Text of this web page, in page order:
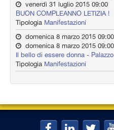
venerdì 31 luglio 2015 09:00
BUON COMPLEANNO LETIZIA !
Tipologia Manifestazioni
domenica 8 marzo 2015 09:00
domenica 8 marzo 2015 09:00
Il bello di essere donna -
Tipologia Manifestazioni